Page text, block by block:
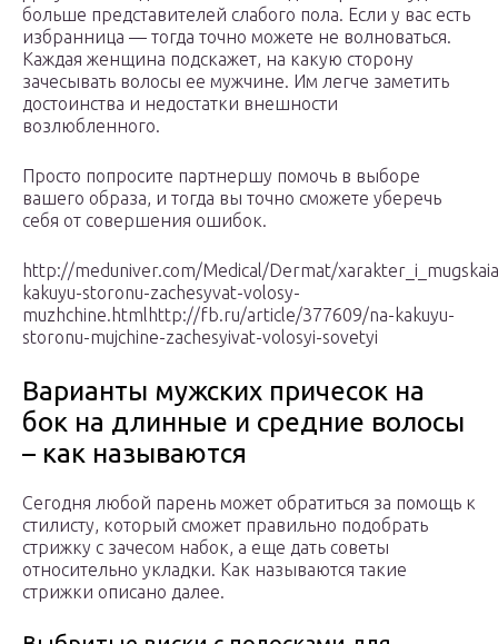
больше представителей слабого пола. Если у вас есть
избранница — тогда точно можете не волноваться.
Каждая женщина подскажет, на какую сторону
зачесывать волосы ее мужчине. Им легче заметить
достоинства и недостатки внешности
возлюбленного.
Просто попросите партнершу помочь в выборе
вашего образа, и тогда вы точно сможете уберечь
себя от совершения ошибок.
http://meduniver.com/Medical/Dermat/
kakuyu-storonu-zachesyvat-volosy-
muzhchine.htmlhttp://fb.ru/article/377609/na-kakuyu-
storonu-mujchine-zachesyivat-volosyi-sovetyi
Варианты мужских причесок на
бок на длинные и средние волосы
– как называются
Сегодня любой парень может обратиться за помощь к
стилисту, который сможет правильно подобрать
стрижку с зачесом набок, а еще дать советы
относительно укладки. Как называются такие
стрижки описано далее.